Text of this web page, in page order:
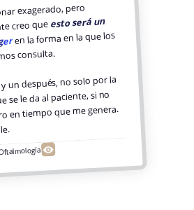
exagerado, pero
creo queesto será un
en la forma en la que los
consulta.
un después, no solo por la
se le da al paciente, si no
en tiempo que me genera.